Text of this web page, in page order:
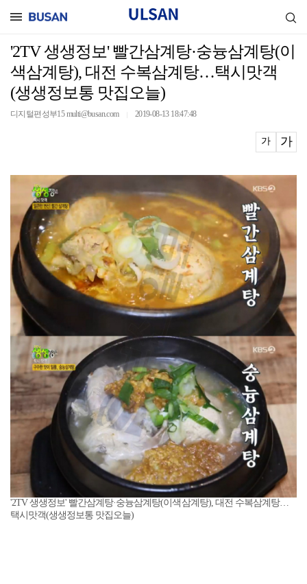
'2TV 생생정보' 빨간삼계탕·숭늉삼계탕(이
색삼계탕), 대전 수복삼계탕…택시맛객
(생생정보통 맛집오늘)
디지털편성부15 multi@busan.com 2019-08-13 18:47:48
가 가
'2TV 생생정보' 빨간삼계탕·숭늉삼계탕(이색삼계탕), 대전 수복삼계탕…
택시맛객(생생정보통 맛집오늘)